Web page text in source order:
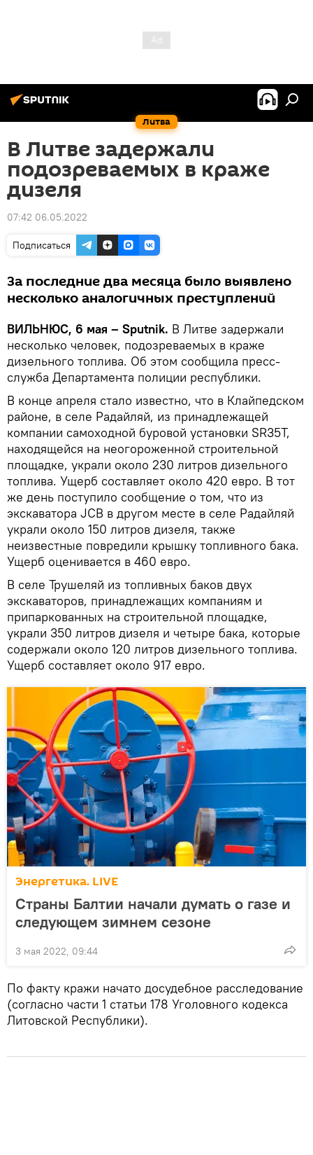
Литва
В Литве задержали
подозреваемых в краже
дизеля
07:42 06.05.2022
Подписаться
За последние два месяца было выявлено
несколько аналогичных преступлений
ВИЛЬНЮС, 6 мая – Sputnik. В Литве задержали
несколько человек, подозреваемых в краже
дизельного топлива. Об этом сообщила пресс-
служба Департамента полиции республики.
В конце апреля стало известно, что в Клайпедском
районе, в селе Радайляй, из принадлежащей
компании самоходной буровой установки SR35T,
находящейся на неогороженной строительной
площадке, украли около 230 литров дизельного
топлива. Ущерб составляет около 420 евро. В тот
же день поступило сообщение о том, что из
экскаватора JCB в другом месте в селе Радайляй
украли около 150 литров дизеля, также
неизвестные повредили крышку топливного бака.
Ущерб оценивается в 460 евро.
В селе Трушеляй из топливных баков двух
экскаваторов, принадлежащих компаниям и
припаркованных на строительной площадке,
украли 350 литров дизеля и четыре бака, которые
содержали около 120 литров дизельного топлива.
Ущерб составляет около 917 евро.
Энергетика. LIVE
Страны Балтии начали думать о газе и
следующем зимнем сезоне
3 мая 2022, 09:44
По факту кражи начато досудебное расследование
(согласно части 1 статьи 178 Уголовного кодекса
Литовской Республики).